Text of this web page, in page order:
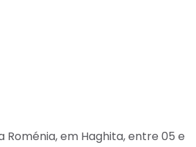
Roménia, em Haghita, entre 05 e